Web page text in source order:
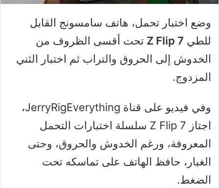
وضع اختبار تحمل، هاتف سامسونج القابل
للطي Z Flip 7 تحت أقسى الظروف من
الخدوش إلى الحروق والتراب ثم اختبار الثني
المزدوج.
وفي فيديو على قناة JerryRigEverything،
اجتاز Z Flip 7 سلسلة اختبارات التحمل
المعروفة، ورغم الخدوش والحروق، وحتى
الغبار، حافظ الهاتف على تماسكه تحت
الضغط.